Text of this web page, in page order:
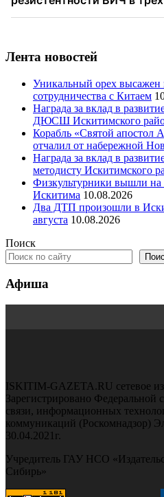
Лента новостей
Уникальный орех высажен
сотрудничества с Китаем
Награда за вклад в
ДЮСШ Искитимского
Корабль «Святой апостол
отчалил от набережной
Награда за вклад в
методисту Искитимского
Физкультурники вышли на
Искитима 10.08.2026
Два ДТП произошли в
августа 10.08.2026
Поиск
Афиша
ISKITIM-GAZETA.RU сетевое
Зарегистрировано Федеральной
связи, информационных
коммуникаций (Роскомнадзор)
30.04.2021г.
Учредитель ГАУ НСО
Сибирь»